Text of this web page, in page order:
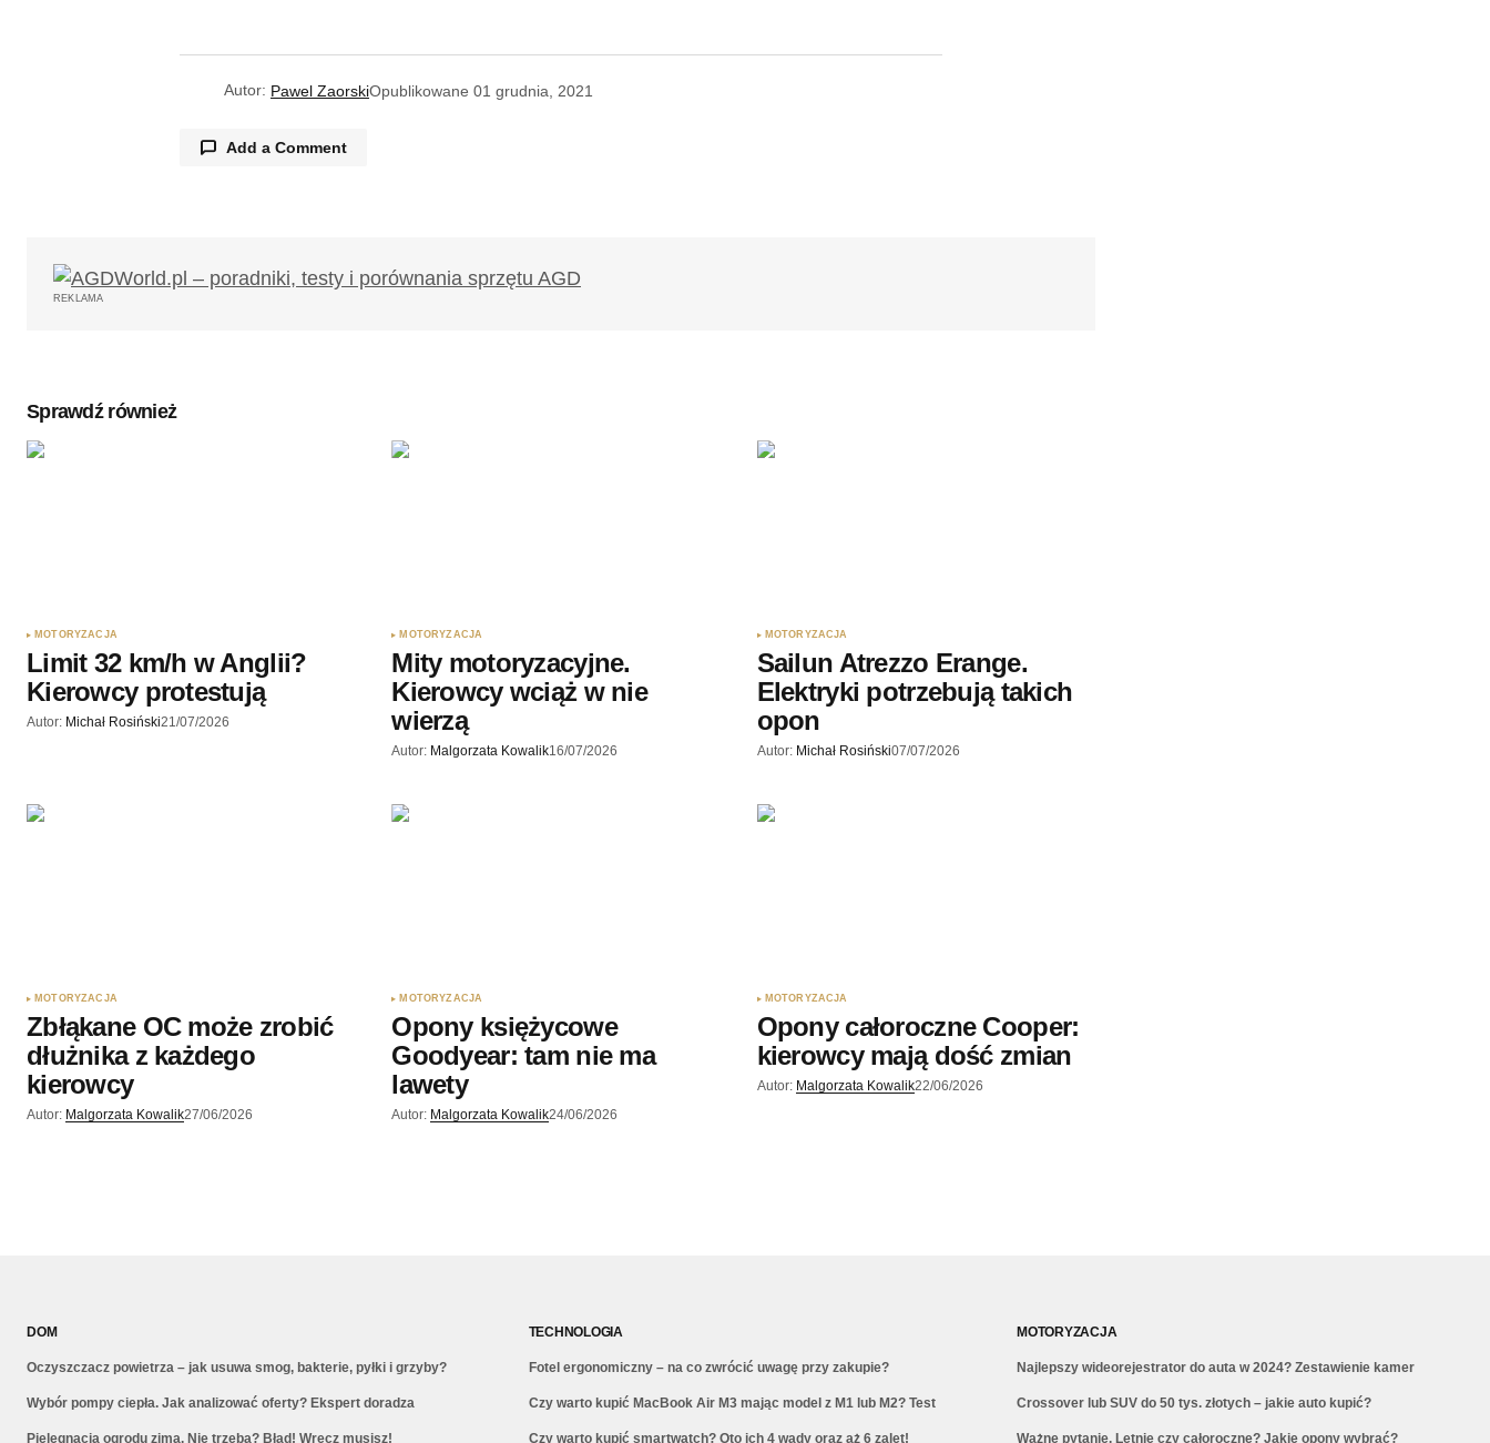
Autor: Pawel ZaorskiOpublikowane 01 grudnia, 2021
Add a Comment
REKLAMA
Sprawdź również
MOTORYZACJA
Limit 32 km/h w Anglii?
Kierowcy protestują
Autor: Michał Rosiński21/07/2026
MOTORYZACJA
Mity motoryzacyjne.
Kierowcy wciąż w nie
wierzą
Autor: Malgorzata Kowalik16/07/2026
MOTORYZACJA
Sailun Atrezzo Erange.
Elektryki potrzebują takich
opon
Autor: Michał Rosiński07/07/2026
MOTORYZACJA
Zbłąkane OC może zrobić
dłużnika z każdego
kierowcy
Autor: Malgorzata Kowalik27/06/2026
MOTORYZACJA
Opony księżycowe
Goodyear: tam nie ma
lawety
Autor: Malgorzata Kowalik24/06/2026
MOTORYZACJA
Opony całoroczne Cooper:
kierowcy mają dość zmian
Autor: Malgorzata Kowalik22/06/2026
DOM
Oczyszczacz powietrza – jak usuwa smog, bakterie, pyłki i grzyby?
Wybór pompy ciepła. Jak analizować oferty? Ekspert doradza
Pielęgnacja ogrodu zimą. Nie trzeba? Błąd! Wręcz musisz!
TECHNOLOGIA
Fotel ergonomiczny – na co zwrócić uwagę przy zakupie?
Czy warto kupić MacBook Air M3 mając model z M1 lub M2? Test
Czy warto kupić smartwatch? Oto ich 4 wady oraz aż 6 zalet!
MOTORYZACJA
Najlepszy wideorejestrator do auta w 2024? Zestawienie kamer
Crossover lub SUV do 50 tys. złotych – jakie auto kupić?
Ważne pytanie. Letnie czy całoroczne? Jakie opony wybrać?